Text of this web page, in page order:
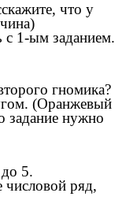
что у
1-ым заданием.
гномика?
(Оранжевый
задание нужно
5.
ряд,